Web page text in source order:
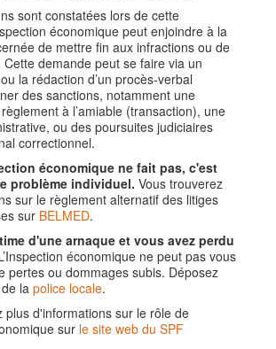
sont constatées lors de cette
économique peut enjoindre à la
de mettre fin aux infractions ou de
Cette demande peut se faire via un
la rédaction d’un procès-verbal
des sanctions, notamment une
à l’amiable (transaction), une
ou des poursuites judiciaires
correctionnel.
économique ne fait pas, c'est
problème individuel. Vous trouverez
sur le règlement alternatif des litiges
sur BELMED.
d'une arnaque et vous avez perdu
économique ne peut pas vous
pertes ou dommages subis. Déposez
la police locale.
plus d'informations sur le rôle de
sur le site web du SPF